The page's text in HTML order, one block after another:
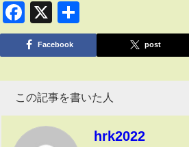
Facebook
X
有
Facebook post
この記事を書いた人
hrk2022